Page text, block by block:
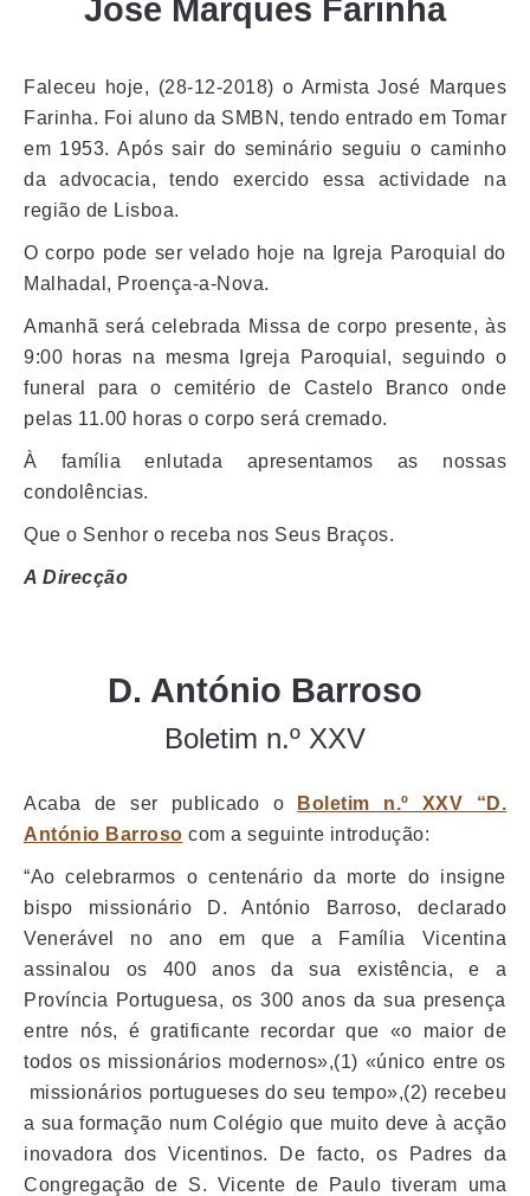
José Marques Farinha
Faleceu hoje, (28-12-2018) o Armista José Marques
Farinha. Foi aluno da SMBN, tendo entrado em Tomar
em 1953. Após sair do seminário seguiu o caminho
da advocacia, tendo exercido essa actividade na
região de Lisboa.
O corpo pode ser velado hoje na Igreja Paroquial do
Malhadal, Proença-a-Nova.
Amanhã será celebrada Missa de corpo presente, às
9:00 horas na mesma Igreja Paroquial, seguindo o
funeral para o cemitério de Castelo Branco onde
pelas 11.00 horas o corpo será cremado.
À família enlutada apresentamos as nossas
condolências.
Que o Senhor o receba nos Seus Braços.
A Direcção
D. António Barroso
Boletim n.º XXV
Acaba de ser publicado o
Boletim n.º XXV “D.
António Barroso com a seguinte introdução:
“Ao celebrarmos o centenário da morte do insigne
bispo missionário D. António Barroso, declarado
Venerável no ano em que a Família Vicentina
assinalou os 400 anos da sua existência, e a
Província Portuguesa, os 300 anos da sua presença
entre nós, é gratificante recordar que «o maior de
todos os missionários modernos»,(1) «único entre os
missionários portugueses do seu tempo»,(2) recebeu
a sua formação num Colégio que muito deve à acção
inovadora dos Vicentinos. De facto, os Padres da
Congregação de S. Vicente de Paulo tiveram uma